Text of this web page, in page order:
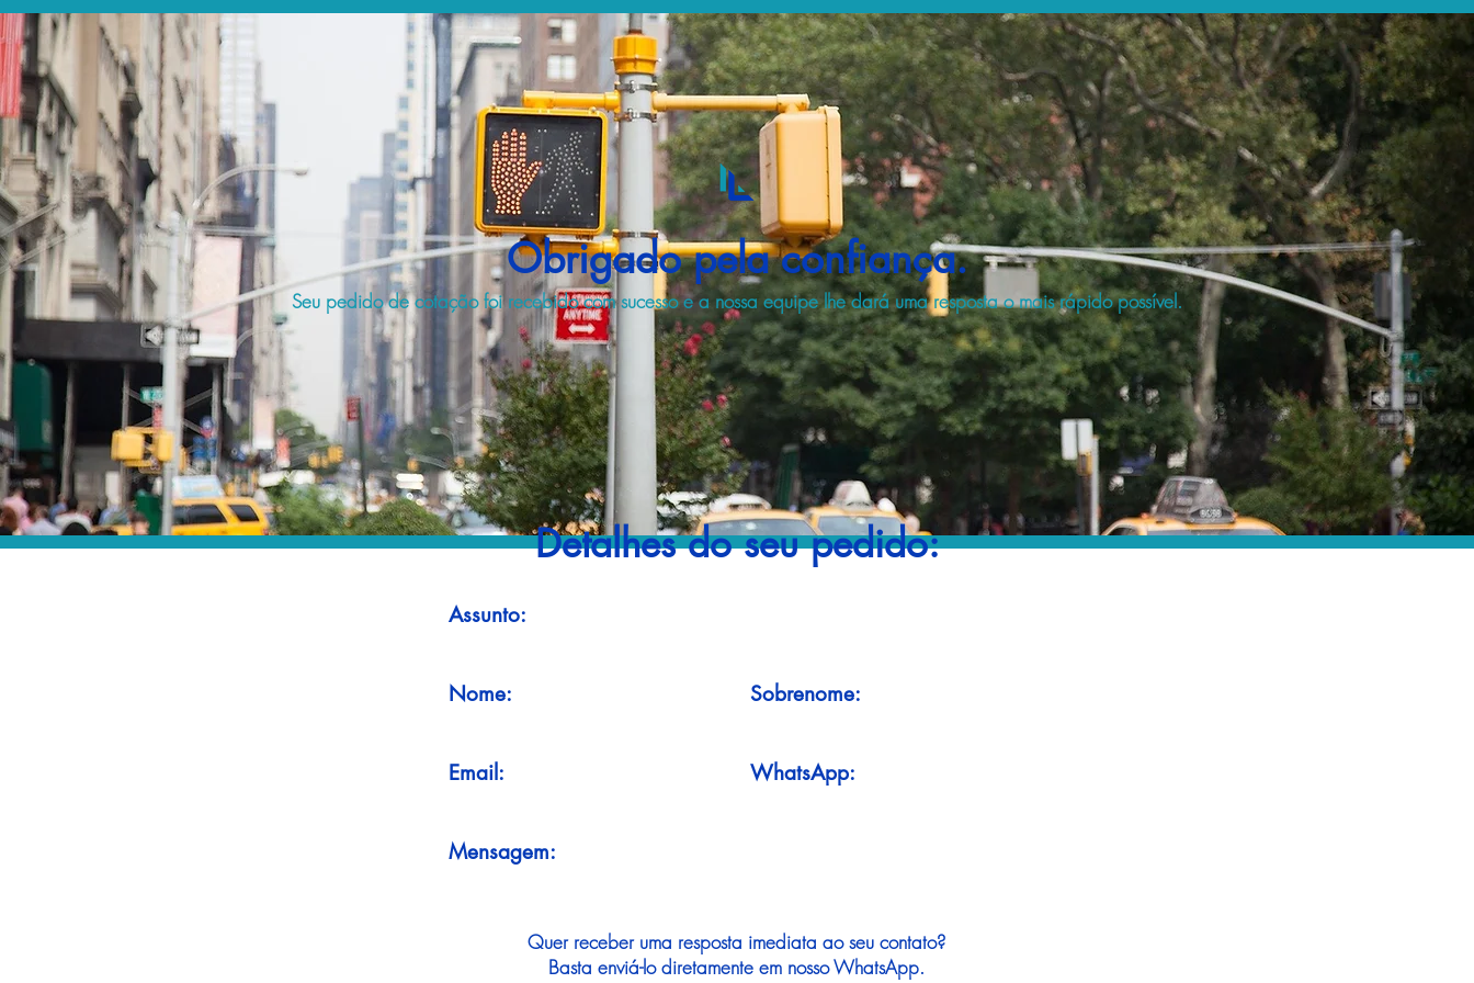
Obrigado pela confiança.
Seu pedido de cotação foi recebido com sucesso e a nossa equipe lhe dará uma resposta o mais rápido possível.
Detalhes do seu pedido:
Assunto:
Nome: Sobrenome:
Email: WhatsApp:
Mensagem:
Quer receber uma resposta imediata ao seu contato?
Basta enviá-lo diretamente em nosso WhatsApp.